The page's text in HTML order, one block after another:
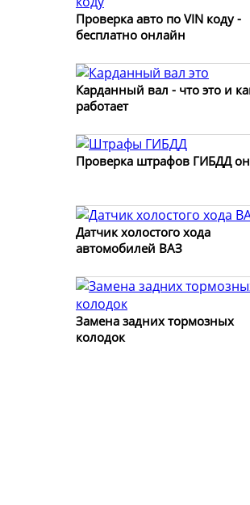
Проверка авто по VIN коду -
бесплатно онлайн
Карданный вал - что это и
работает
Проверка штрафов ГИБДД
Датчик холостого хода
автомобилей ВАЗ
Замена задних тормозных
колодок